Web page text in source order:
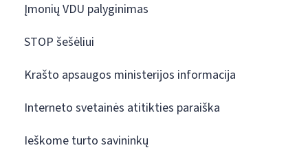
Įmonių VDU palyginimas
STOP šešėliui
Krašto apsaugos ministerijos informacija
Interneto svetainės atitikties paraiška
Ieškome turto savininkų